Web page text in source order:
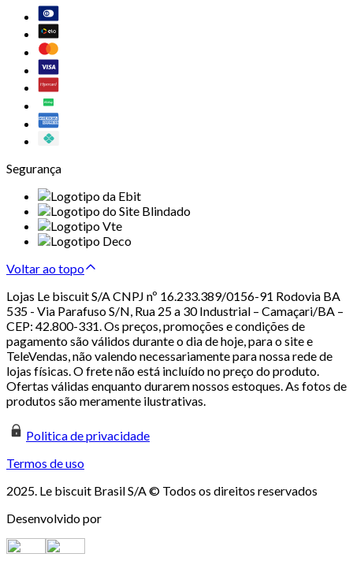
Segurança
Voltar ao topo
Lojas Le biscuit S/A CNPJ nº 16.233.389/0156-91 Rodovia BA
535 - Via Parafuso S/N, Rua 25 a 30 Industrial – Camaçari/BA –
CEP: 42.800-331. Os preços, promoções e condições de
pagamento são válidos durante o dia de hoje, para o site e
TeleVendas, não valendo necessariamente para nossa rede de
lojas físicas. O frete não está incluído no preço do produto.
Ofertas válidas enquanto durarem nossos estoques. As fotos de
produtos são meramente ilustrativas.
Politica de privacidade
Termos de uso
2025. Le biscuit Brasil S/A © Todos os direitos reservados
Desenvolvido por